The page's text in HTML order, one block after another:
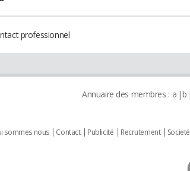
professionnel
Annuaire des membres : a b
sommes nous Contact Publicité Recrutement Societé